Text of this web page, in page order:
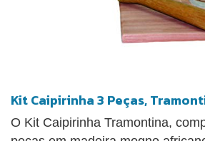
Kit Caipirinha 3 Peças,
O Kit Caipirinha Tramontina,